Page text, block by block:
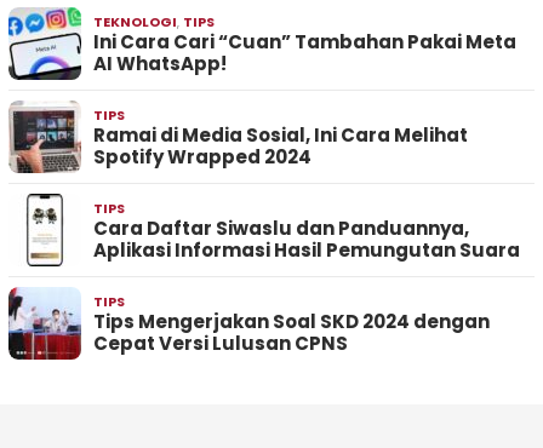
TEKNOLOGI, TIPS
Ini Cara Cari “Cuan” Tambahan Pakai Meta
AI WhatsApp!
TIPS
Ramai di Media Sosial, Ini Cara Melihat
Spotify Wrapped 2024
TIPS
Cara Daftar Siwaslu dan Panduannya,
Aplikasi Informasi Hasil Pemungutan Suara
TIPS
Tips Mengerjakan Soal SKD 2024 dengan
Cepat Versi Lulusan CPNS